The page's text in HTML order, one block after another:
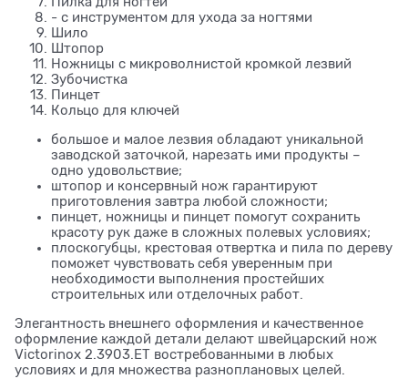
- с инструментом для ухода за ногтями
Шило
Штопор
Ножницы с микроволнистой кромкой лезвий
Зубочистка
Пинцет
Кольцо для ключей
большое и малое лезвия обладают уникальной
заводской заточкой, нарезать ими продукты –
одно удовольствие;
штопор и консервный нож гарантируют
приготовления завтра любой сложности;
пинцет, ножницы и пинцет помогут сохранить
красоту рук даже в сложных полевых условиях;
плоскогубцы, крестовая отвертка и пила по дереву
поможет чувствовать себя уверенным при
необходимости выполнения простейших
строительных или отделочных работ.
Элегантность внешнего оформления и качественное
оформление каждой детали делают швейцарский нож
Victorinox 2.3903.ET востребованными в любых
условиях и для множества разноплановых целей.